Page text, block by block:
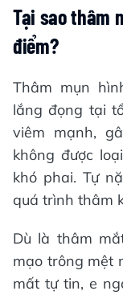
Tại sao thâm
điểm?
Thâm mụn
lắng đọng tại
viêm mạnh,
không được
khó phai. Tự
quá trình thâm
Dù là thâm
mạo trông mệt
mất tự tin, e